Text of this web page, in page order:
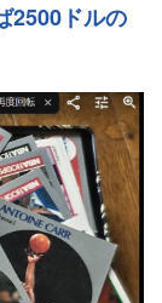
2500ドルの